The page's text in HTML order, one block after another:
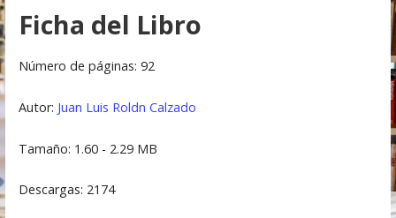
Ficha del Libro
Número de páginas: 92
Autor: Juan Luis Roldn Calzado
Tamaño: 1.60 - 2.29 MB
Descargas: 2174